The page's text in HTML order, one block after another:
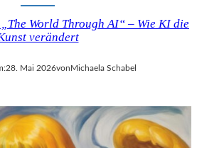
World Through AI“ – Wie KI die
verändert
28. Mai 2026vonMichaela Schabel